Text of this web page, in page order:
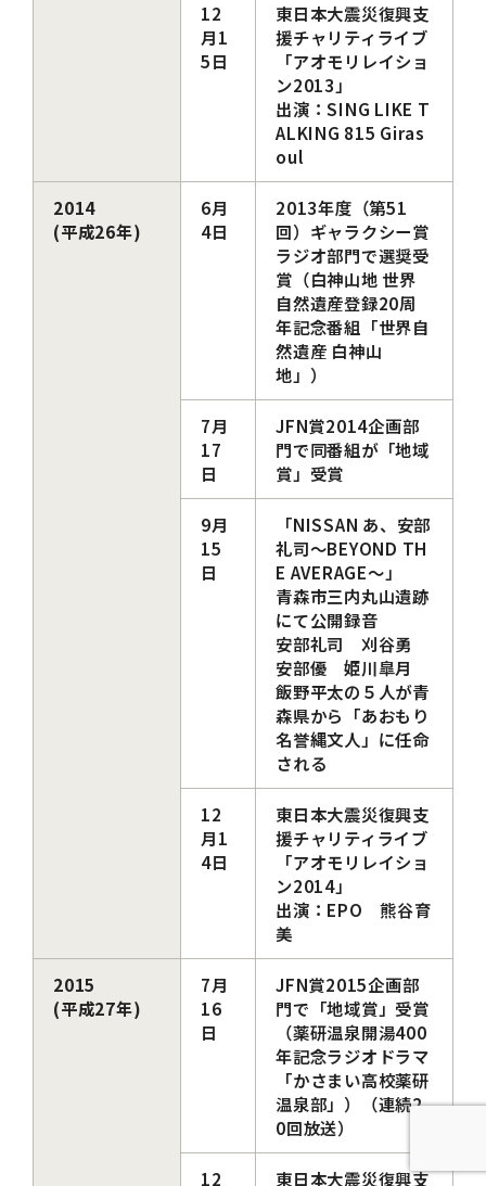
12
月1
5日
東日本大震災復興支
援チャリティライブ
「アオモリレイショ
ン2013」
出演：SING LIKE T
ALKING 815 Giras
oul
2014
(平成26年)
6月
4日
2013年度（第51
回）ギャラクシー賞
ラジオ部門で選奨受
賞（白神山地 世界
自然遺産登録20周
年記念番組「世界自
然遺産 白神山
地」）
7月
17
日
JFN賞2014企画部
門で同番組が「地域
賞」受賞
9月
15
日
「NISSAN あ、安部
礼司～BEYOND TH
E AVERAGE～」
青森市三内丸山遺跡
にて公開録音
安部礼司 刈谷勇
安部優 姫川皐月
飯野平太の５人が青
森県から「あおもり
名誉縄文人」に任命
される
12
月1
4日
東日本大震災復興支
援チャリティライブ
「アオモリレイショ
ン2014」
出演：EPO 熊谷育
美
2015
(平成27年)
7月
16
日
JFN賞2015企画部
門で「地域賞」受賞
（薬研温泉開湯400
年記念ラジオドラマ
「かさまい高校薬研
温泉部」）（連続2
0回放送）
12 東日本大震災復興支